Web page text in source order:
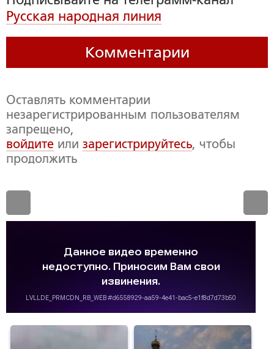
Русская народная линия
Комментарии
Оставлять комментарии
незарегистрированным пользователям
запрещено,
войдите или зарегистрируйтесь, чтобы
продолжить